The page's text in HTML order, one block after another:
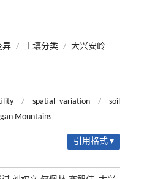
异 / 土壤分类 / 大兴安岭
/ spatial variation /
soil
Mountains
引用格式 ▾